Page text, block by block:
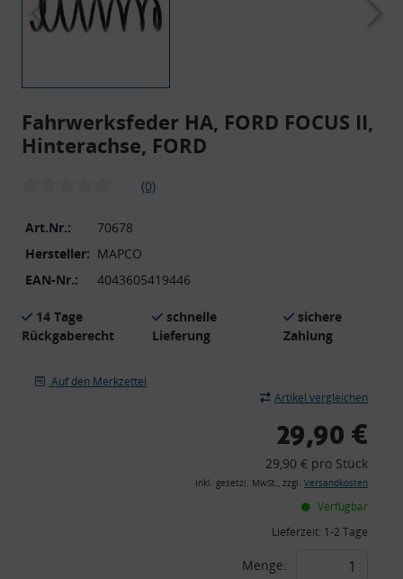
Fahrwerksfeder HA, FORD FOCUS II,
Hinterachse, FORD
(0)
Art.Nr.:
70678
Hersteller: MAPCO
EAN-Nr.:
4043605419446
14 Tage
Rückgaberecht
schnelle
Lieferung
sichere
Zahlung
Auf den Merkzettel
Artikel vergleichen
29,90 €
29,90 € pro Stück
inkl. gesetzl. MwSt., zzgl. Versandkosten
Verfügbar
Lieferzeit: 1-2 Tage
Menge: